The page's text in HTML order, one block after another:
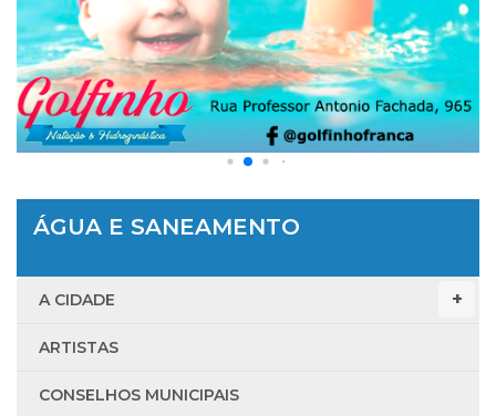
ÁGUA E SANEAMENTO
A CIDADE
ARTISTAS
CONSELHOS MUNICIPAIS